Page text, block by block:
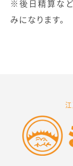
※後日精算な
みになります。